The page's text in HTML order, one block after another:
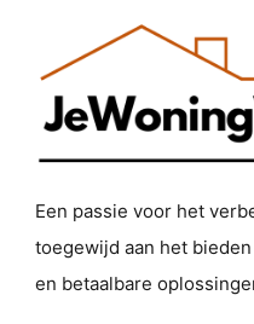
Een passie voor het
toegewijd aan het
en betaalbare